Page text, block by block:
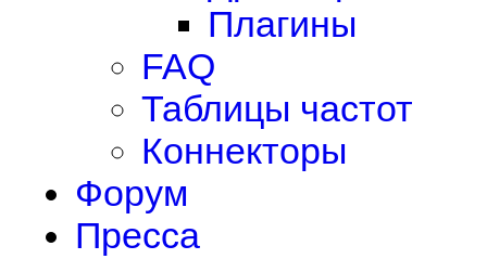
Плагины
FAQ
Таблицы частот
Коннекторы
Форум
Пресса